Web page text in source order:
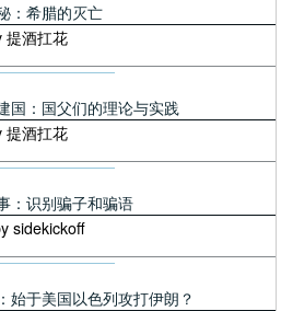
：希腊的灭亡
提酒扛花
国：国父们的理论与实践
提酒扛花
：识别骗子和骗语
sidekickoff
始于美国以色列攻打伊朗？